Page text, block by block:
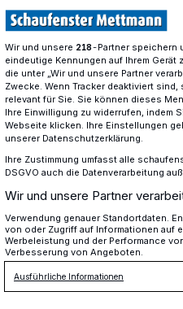
zu Mettmann 2019
zur aktuellen
zu
Kortenhaus,
Impulse, ist
Geist, der sich über
macht.
Wir und unsere 218-Partner speichern
eindeutige Kennungen auf Ihrem
die unter „Wir und unsere Partner
Zwecke. Wenn Tracker deaktiviert
relevant für Sie. Sie können dieses
Ihre Einwilligung zu widerrufen, indem
Webseite klicken. Ihre Einstellungen
unserer Datenschutzerklärung.
Ihre Zustimmung umfasst alle
DSGVO auch die Datenverarbeitung
Wir und unsere Partner
Verwendung genauer Standortdaten.
von oder Zugriff auf Informationen auf
Werbeleistung und der Performance
Verbesserung von Angeboten.
Ausführliche Informationen